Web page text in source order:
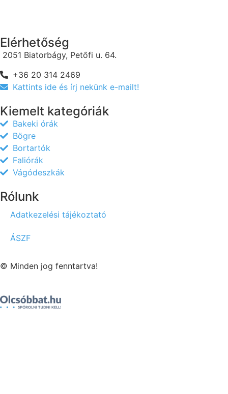
Elérhetőség
2051 Biatorbágy, Petőfi u. 64.
+36 20 314 2469
Kattints ide és írj nekünk e-mailt!
Kiemelt kategóriák
Bakeki órák
Bögre
Bortartók
Faliórák
Vágódeszkák
Rólunk
Adatkezelési tájékoztató
ÁSZF
© Minden jog fenntartva!